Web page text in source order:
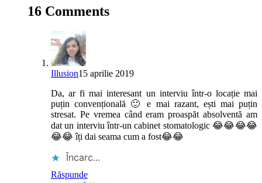
16 Comments
Illusion15 aprilie 2019
Da, ar fi mai interesant un interviu într-o locație mai
puțin convențională 🙂 e mai razant, ești mai puțin
stresat. Pe vremea când eram proaspăt absolventă am
dat un interviu într-un cabinet stomatologic 😂😂😂😂
😂😂 îți dai seama cum a fost😂😂
Încarc...
Răspunde